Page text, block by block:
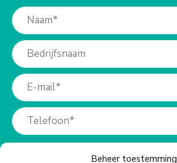
Beheer toestemming